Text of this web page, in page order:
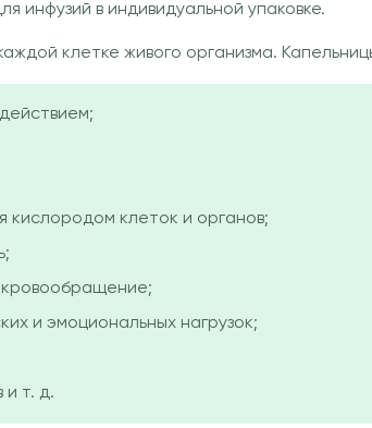
инфузий в индивидуальной упаковке.
клетке живого организма.
клеток и органов;
и эмоциональных нагрузок;
и т. д.